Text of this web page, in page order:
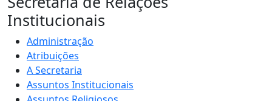
Institucionais
Administração
Atribuições
A Secretaria
Assuntos Institucionais